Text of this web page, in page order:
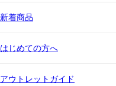
新着商品
はじめての方へ
アウトレットガイド